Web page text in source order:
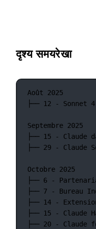
दृश्य समयरेखा
Août 2025
├── 12 - Sonnet
Septembre 2025
├── 15 - Claude
├── 29 - Claude
Octobre 2025
├── 6 -
├── 7 - Bureau
├── 14 -
├── 15 - Claude
├── 20 - Claude